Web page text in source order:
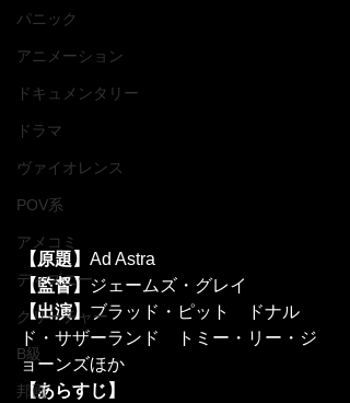
パニック
アニメーション
ドキュメンタリー
ドラマ
ヴァイオレンス
POV系
アメコミ
ディズニー
クリーチャー
B級
邦画
【原題】 Ad Astra
【監督】ジェームズ・グレイ
【出演】ブラッド・ピット　ドナル
ド・サザーランド　トミー・リー・ジ
ョーンズほか
【あらすじ】